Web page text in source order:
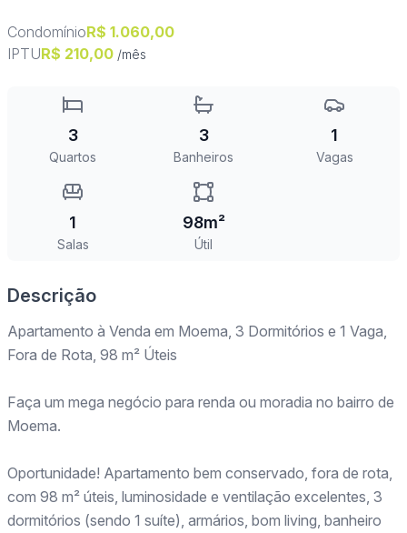
CondomínioR$ 1.060,00
IPTUR$ 210,00 /mês
3
Quartos
3
Banheiros
1
Vagas
1
Salas
98m²
Útil
Descrição
Apartamento à Venda em Moema, 3 Dormitórios e 1 Vaga,
Fora de Rota, 98 m² Úteis
Faça um mega negócio para renda ou moradia no bairro de
Moema.
Oportunidade! Apartamento bem conservado, fora de rota,
com 98 m² úteis, luminosidade e ventilação excelentes, 3
dormitórios (sendo 1 suíte), armários, bom living, banheiro